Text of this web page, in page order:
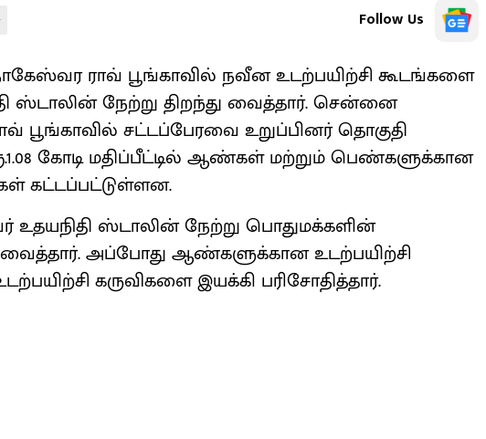
Follow Us
ராவ் பூங்காவில் நவீன உடற்பயிற்சி கூடங்களை
ஸ்டாலின் நேற்று திறந்து வைத்தார். சென்னை
பூங்காவில் சட்டப்பேரவை உறுப்பினர் தொகுதி
கோடி மதிப்பீட்டில் ஆண்கள் மற்றும் பெண்களுக்கான
கட்டப்பட்டுள்ளன.
ஸ்டாலின் நேற்று பொதுமக்களின்
வைத்தார். அப்போது ஆண்களுக்கான உடற்பயிற்சி
கருவிகளை இயக்கி பரிசோதித்தார்.